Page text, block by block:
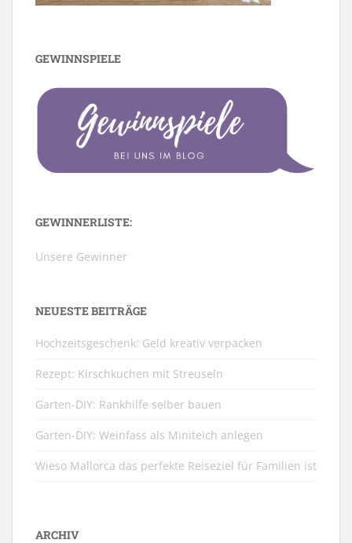
GEWINNSPIELE
GEWINNERLISTE:
Unsere Gewinner
NEUESTE BEITRÄGE
Hochzeitsgeschenk: Geld kreativ verpacken
Rezept: Kirschkuchen mit Streuseln
Garten-DIY: Rankhilfe selber bauen
Garten-DIY: Weinfass als Miniteich anlegen
Wieso Mallorca das perfekte Reiseziel für Familien ist
ARCHIV